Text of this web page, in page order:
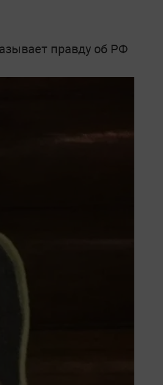
правду об РФ